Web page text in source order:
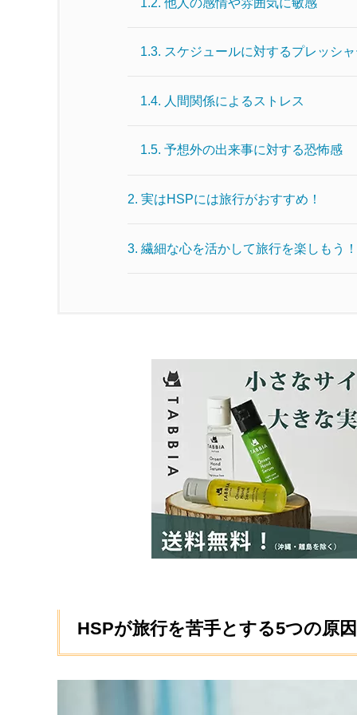
1.2. 他人の感情や雰囲気に敏感
1.3. スケジュールに対するプレッシ
1.4. 人間関係によるストレス
1.5. 予想外の出来事に対する恐怖感
2. 実はHSPには旅行がおすすめ！
3. 繊細な心を活かして旅行を楽しもう！
HSPが旅行を苦手とする5つの原因